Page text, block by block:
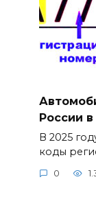
России
В 2025
коды
0